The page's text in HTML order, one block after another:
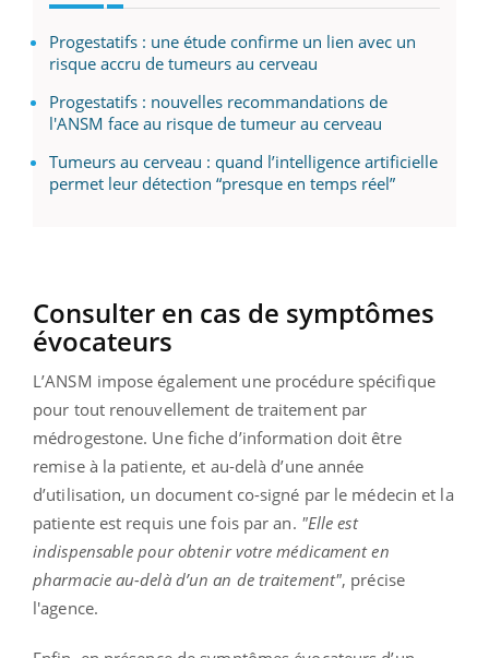
Progestatifs : une étude confirme un lien avec un
risque accru de tumeurs au cerveau
Progestatifs : nouvelles recommandations de
l'ANSM face au risque de tumeur au cerveau
Tumeurs au cerveau : quand l’intelligence artificielle
permet leur détection “presque en temps réel”
Consulter en cas de symptômes
évocateurs
L’ANSM impose également une procédure spécifique
pour tout renouvellement de traitement par
médrogestone. Une fiche d’information doit être
remise à la patiente, et au-delà d’une année
d’utilisation, un document co-signé par le médecin et la
patiente est requis une fois par an. "Elle est
indispensable pour obtenir votre médicament en
pharmacie au-delà d’un an de traitement", précise
l'agence.